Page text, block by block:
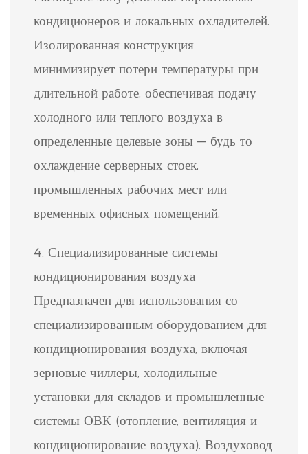
кондиционеров и локальных охладителей.
Изолированная конструкция
минимизирует потери температуры при
длительной работе, обеспечивая подачу
холодного или теплого воздуха в
определенные целевые зоны — будь то
охлаждение серверных стоек,
промышленных рабочих мест или
временных офисных помещений.
4. Специализированные системы
кондиционирования воздуха
Предназначен для использования со
специализированным оборудованием для
кондиционирования воздуха, включая
зерновые чиллеры, холодильные
установки для складов и промышленные
системы ОВК (отопление, вентиляция и
кондиционирование воздуха). Воздуховод